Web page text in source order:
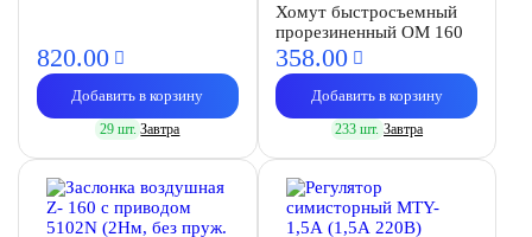
820.00
Добавить в корзину
29 шт. Завтра
Хомут быстросъемный
прорезиненный OM 160
358.00
Добавить в корзину
233 шт. Завтра